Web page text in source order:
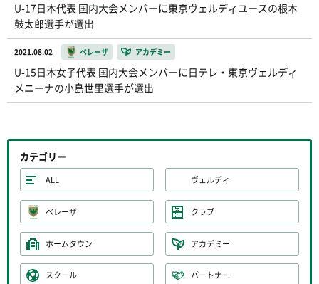
U-17日本代表 国内大会メンバーに東京ヴェルディユースの根本
鼓太郎選手が選出
2021.08.02 ベレーザ アカデミー
U-15日本女子代表 国内大会メンバーに日テレ・東京ヴェルディ
メニーナの小島世里選手が選出
カテゴリー
ALL ヴェルディ
ベレーザ クラブ
ホームタウン アカデミー
スクール パートナー